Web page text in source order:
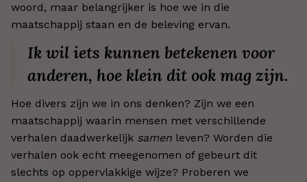
woord, maar belangrijker is hoe we in die
maatschappij staan en de beleving ervan.
Ik wil iets kunnen betekenen voor
anderen, hoe klein dit ook mag zijn.
Hoe divers zijn we in ons denken? Zijn we een
maatschappij waarin mensen met verschillende
verhalen daadwerkelijk samen leven? Worden die
verhalen ook echt meegenomen of gebeurt dit
slechts op oppervlakkige wijze? Proberen we